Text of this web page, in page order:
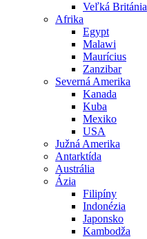
Veľká Británia
Afrika
Egypt
Malawi
Maurícius
Zanzibar
Severná Amerika
Kanada
Kuba
Mexiko
USA
Južná Amerika
Antarktída
Austrália
Ázia
Filipíny
Indonézia
Japonsko
Kambodža